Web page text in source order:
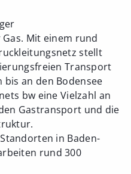
Mit einem rund
stellt
Transport
bis an den Bodensee
bw eine Vielzahl an
Gastransport und die
in Baden-
rund 300